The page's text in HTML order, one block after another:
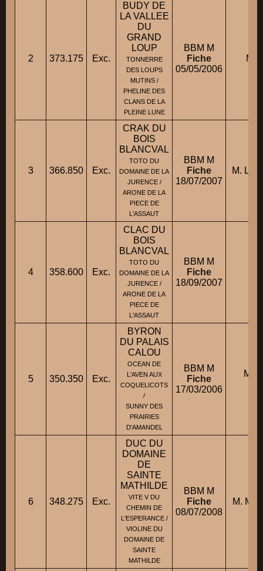
2 373.175 Exc.
BUDY DE
LA VALLEE
DU
GRAND
LOUP
TONNERRE
DES LOUPS
MUTINS /
PHELINE DES
CLANS DE LA
PLEINE LUNE
BBM M
Fiche
05/05/2006
M.
3 366.850 Exc.
CRAK DU
BOIS
BLANCVAL
TOTO DU
DOMAINE DE LA
JURENCE /
ARONE DE LA
PIECE DE
L'ASSAUT
BBM M
Fiche
18/07/2007
M.
4 358.600 Exc.
CLAC DU
BOIS
BLANCVAL
TOTO DU
DOMAINE DE LA
JURENCE /
ARONE DE LA
PIECE DE
L'ASSAUT
BBM M
Fiche
18/09/2007
5 350.350 Exc.
BYRON
DU PALAIS
CALOU
OCEAN DE
L'AVEN AUX
COQUELICOTS
/
SUNNY DES
PRAIRIES
D'AMANDEL
BBM M
Fiche
17/03/2006
6 348.275 Exc.
DUC DU
DOMAINE
DE
SAINTE
MATHILDE
VITE V DU
CHEMIN DE
L'ESPERANCE /
VIOLINE DU
DOMAINE DE
SAINTE
MATHILDE
BBM M
Fiche
08/07/2008
M.